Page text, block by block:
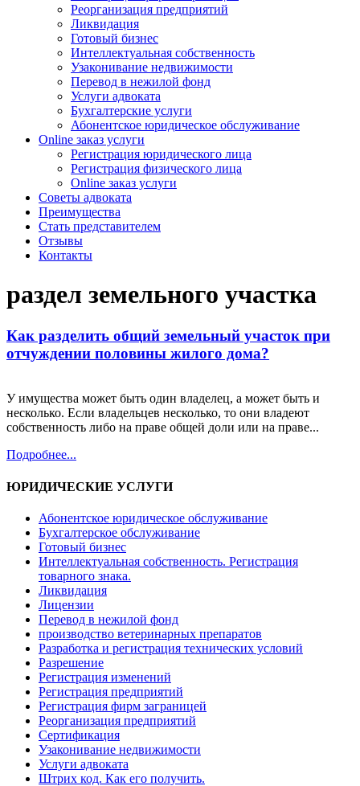
Реорганизация предприятий
Ликвидация
Готовый бизнес
Интеллектуальная собственность
Узаконивание недвижимости
Перевод в нежилой фонд
Услуги адвоката
Бухгалтерские услуги
Абонентское юридическое обслуживание
Online заказ услуги
Регистрация юридического лица
Регистрация физического лица
Online заказ услуги
Советы адвоката
Преимущества
Стать представителем
Отзывы
Контакты
раздел земельного участка
Как разделить общий земельный участок при
отчуждении половины жилого дома?
У имущества может быть один владелец, а может быть и
несколько. Если владельцев несколько, то они владеют
собственность либо на праве общей доли или на праве...
Подробнее...
ЮРИДИЧЕСКИЕ УСЛУГИ
Абонентское юридическое обслуживание
Бухгалтерское обслуживание
Готовый бизнес
Интеллектуальная собственность. Регистрация
товарного знака.
Ликвидация
Лицензии
Перевод в нежилой фонд
производство ветеринарных препаратов
Разработка и регистрация технических условий
Разрешение
Регистрация изменений
Регистрация предприятий
Регистрация фирм заграницей
Реорганизация предприятий
Сертификация
Узаконивание недвижимости
Услуги адвоката
Штрих код. Как его получить.